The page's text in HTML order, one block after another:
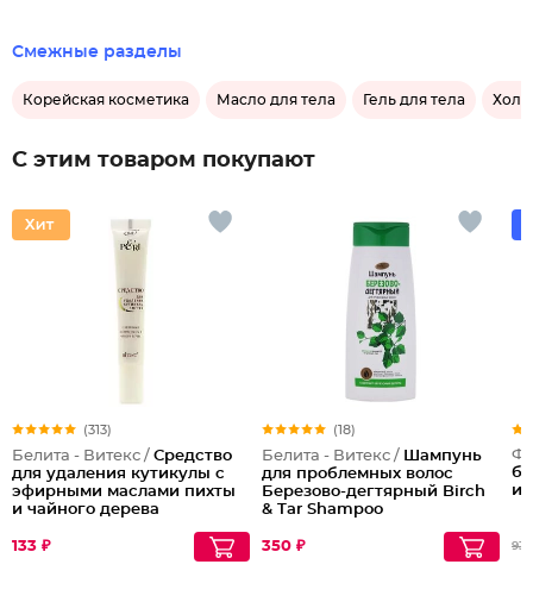
Смежные разделы
Корейская косметика Масло для тела Гель для тела
С этим товаром покупают
(313)
Белита - Витекс / Средство
для удаления кутикулы с
эфирными маслами пихты
и чайного дерева
133 ₽
(18)
Белита - Витекс / Шампунь
для проблемных волос
Березово-дегтярный Birch
& Tar Shampoo
350 ₽ 93